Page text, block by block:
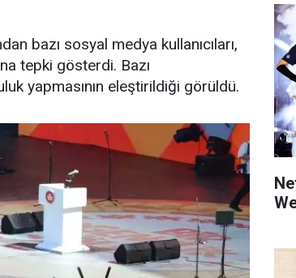
bazı sosyal medya kullanıcıları,
tepki gösterdi. Bazı
yapmasının eleştirildiği görüldü.